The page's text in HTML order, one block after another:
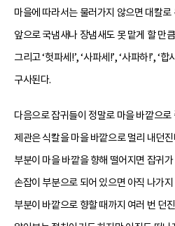
마을에 따라서는 물러가지 않으면 대칼
앞으로 국냄새나 장냄새도 못 맡게 할 만
그리고 ‘헛파세!’, ‘사파세!’, ‘사파하!’, ‘
구사된다.
다음으로 잡귀들이 정말로 마을 바깥으
제관은 식칼을 마을 바깥으로 멀리 내던
부분이 마을 바깥을 향해 떨어지면 잡귀
손잡이 부분으로 되어 있으면 아직 나가
부분이 바깥으로 향할 때까지 여러 번 던